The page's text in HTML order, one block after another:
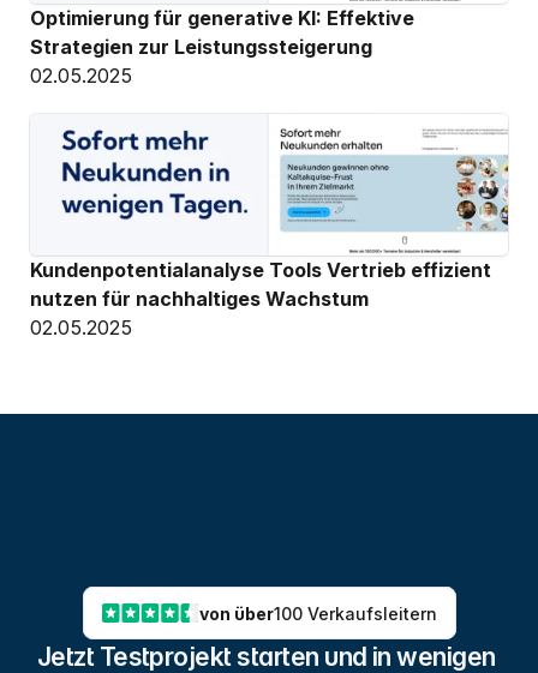
Optimierung für generative KI: Effektive
Strategien zur Leistungssteigerung
02.05.2025
Kundenpotentialanalyse Tools Vertrieb effizient
nutzen für nachhaltiges Wachstum
02.05.2025
von über100 Verkaufsleitern
Jetzt Testprojekt starten und in wenigen